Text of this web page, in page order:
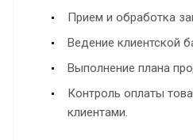
Прием и обработка
Ведение клиентской
Выполнение плана
Контроль оплаты
клиентами.